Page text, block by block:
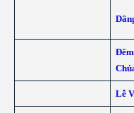
Lễ